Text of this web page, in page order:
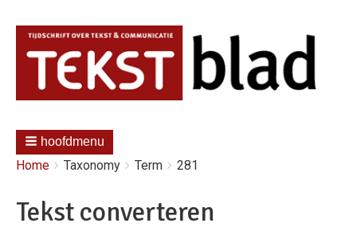
hoofdmenu
Kruimelpad
You
Home Taxonomy Term 281
Tekst converteren